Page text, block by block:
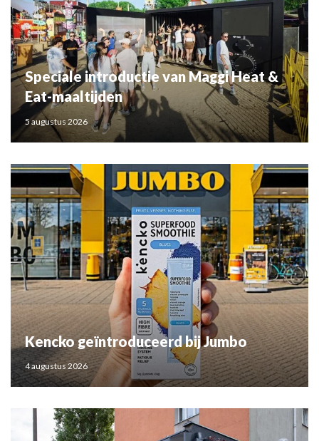
Speciale introductie van Maggi Heat &
Eat-maaltijden
5 augustus 2026
Kencko geïntroduceerd bij Jumbo
4 augustus 2026